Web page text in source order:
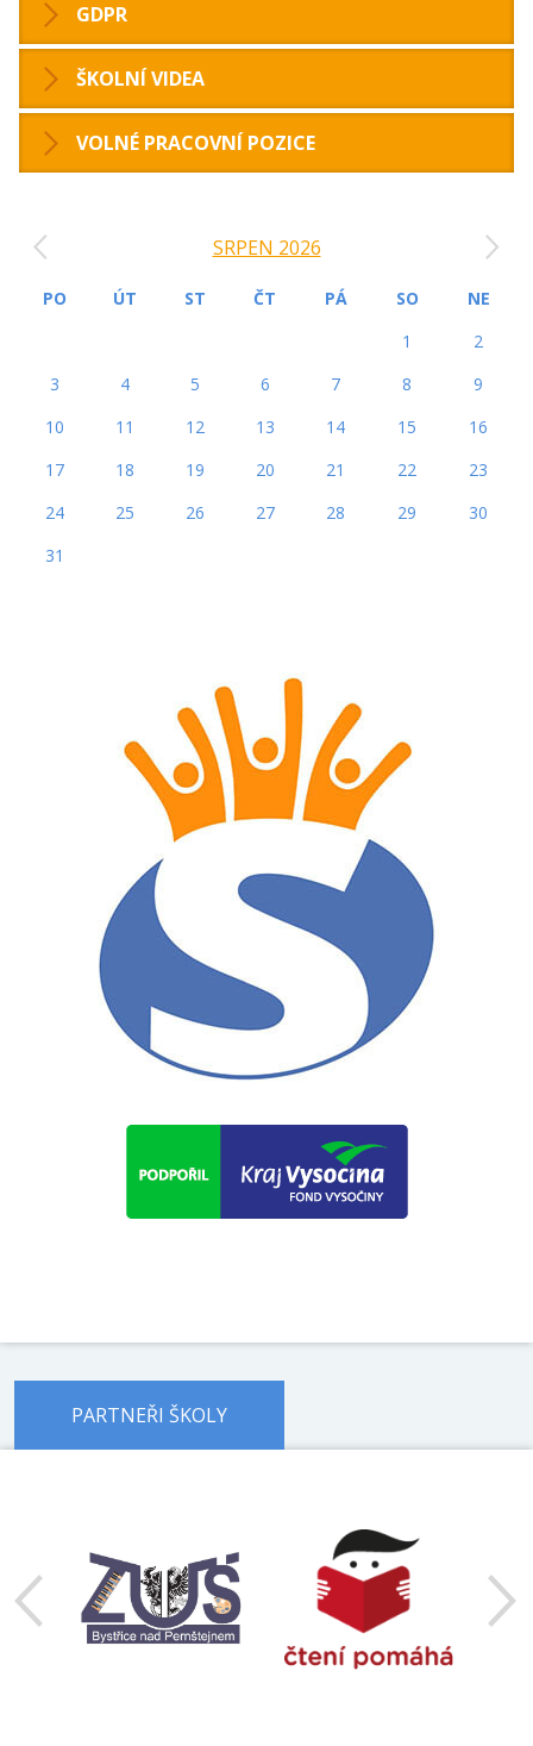
GDPR
ŠKOLNÍ VIDEA
VOLNÉ PRACOVNÍ POZICE
SRPEN 2026
PO ÚT ST ČT PÁ SO
NE
1
2
3
4 5 6 7 8
9
10
11 12 13 14 15
16
17
18 19 20 21 22
23
24
25 26 27 28 29
30
31
PARTNEŘI ŠKOLY